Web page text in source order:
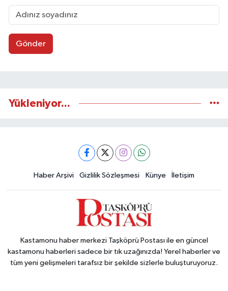
Gönder
Yükleniyor...
Haber Arşivi Gizlilik Sözleşmesi Künye İletişim
Kastamonu haber merkezi Taşköprü Postası ile en güncel
kastamonu haberleri sadece bir tık uzağınızda! Yerel haberler ve
tüm yeni gelişmeleri tarafsız bir şekilde sizlerle buluşturuyoruz.